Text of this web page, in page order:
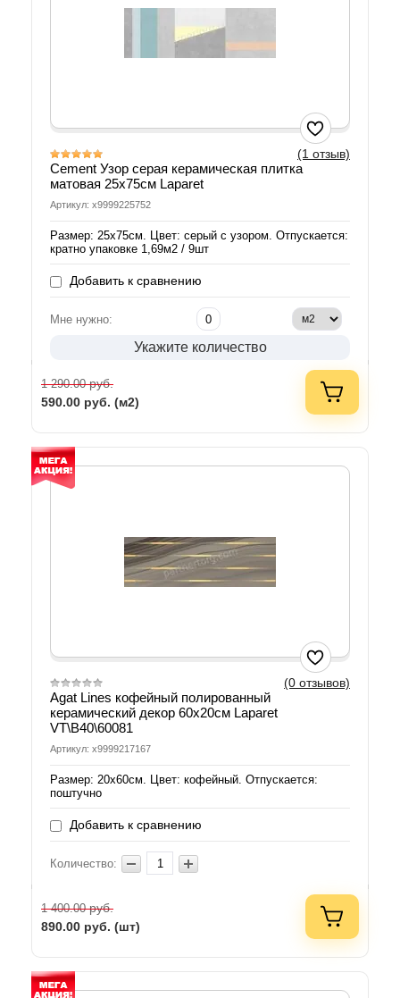
(1 отзыв)
Cement Узор серая керамическая плитка
матовая 25х75см Laparet
Артикул: х9999225752
Размер: 25х75см. Цвет: серый с узором. Отпускается:
кратно упаковке 1,69м2 / 9шт
Добавить к сравнению
Мне нужно:
Укажите количество
1 290.00руб.
590.00 руб. (м2)
(0 отзывов)
Agat Lines кофейный полированный
керамический декор 60х20см Laparet
VT\B40\60081
Артикул: х9999217167
Размер: 20х60см. Цвет: кофейный. Отпускается:
поштучно
Добавить к сравнению
Количество:
1 400.00руб.
890.00 руб. (шт)